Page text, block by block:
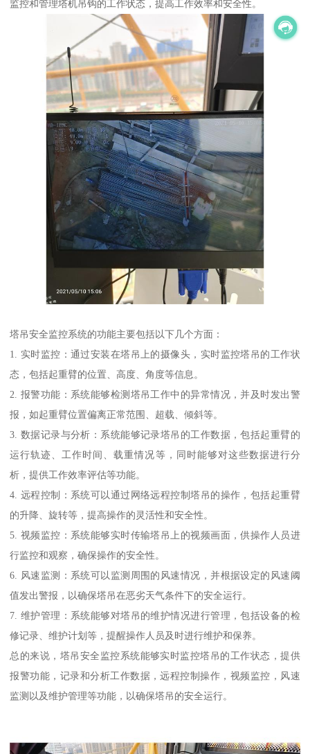
监控和管理塔机吊钩的工作状态，提高工作效率和安全性。
塔吊安全监控系统的功能主要包括以下几个方面：
1. 实时监控：通过安装在塔吊上的摄像头，实时监控塔吊的工作状
态，包括起重臂的位置、高度、角度等信息。
2. 报警功能：系统能够检测塔吊工作中的异常情况，并及时发出警
报，如起重臂位置偏离正常范围、超载、倾斜等。
3. 数据记录与分析：系统能够记录塔吊的工作数据，包括起重臂的
运行轨迹、工作时间、载重情况等，同时能够对这些数据进行分
析，提供工作效率评估等功能。
4. 远程控制：系统可以通过网络远程控制塔吊的操作，包括起重臂
的升降、旋转等，提高操作的灵活性和安全性。
5. 视频监控：系统能够实时传输塔吊上的视频画面，供操作人员进
行监控和观察，确保操作的安全性。
6. 风速监测：系统可以监测周围的风速情况，并根据设定的风速阈
值发出警报，以确保塔吊在恶劣天气条件下的安全运行。
7. 维护管理：系统能够对塔吊的维护情况进行管理，包括设备的检
修记录、维护计划等，提醒操作人员及时进行维护和保养。
总的来说，塔吊安全监控系统能够实时监控塔吊的工作状态，提供
报警功能，记录和分析工作数据，远程控制操作，视频监控，风速
监测以及维护管理等功能，以确保塔吊的安全运行。